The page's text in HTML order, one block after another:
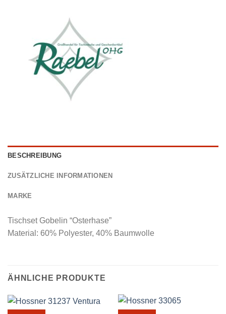
BESCHREIBUNG
ZUSÄTZLICHE INFORMATIONEN
MARKE
Tischset Gobelin “Osterhase”
Material: 60% Polyester, 40% Baumwolle
ÄHNLICHE PRODUKTE